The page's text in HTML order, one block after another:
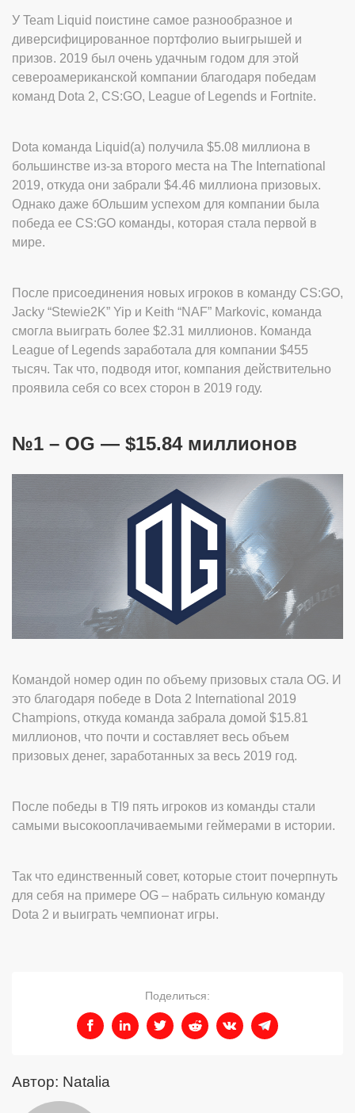
У Team Liquid поистине самое разнообразное и
диверсифицированное портфолио выигрышей и
призов. 2019 был очень удачным годом для этой
североамериканской компании благодаря победам
команд Dota 2, CS:GO, League of Legends и Fortnite.
Dota команда Liquid(а) получила $5.08 миллиона в
большинстве из-за второго места на The International
2019, откуда они забрали $4.46 миллиона призовых.
Однако даже бОльшим успехом для компании была
победа ее CS:GO команды, которая стала первой в
мире.
После присоединения новых игроков в команду CS:GO,
Jacky “Stewie2K” Yip и Keith “NAF” Markovic, команда
смогла выиграть более $2.31 миллионов. Команда
League of Legends заработала для компании $455
тысяч. Так что, подводя итог, компания действительно
проявила себя со всех сторон в 2019 году.
№1 – OG — $15.84 миллионов
Командой номер один по объему призовых стала OG. И
это благодаря победе в Dota 2 International 2019
Champions, откуда команда забрала домой $15.81
миллионов, что почти и составляет весь объем
призовых денег, заработанных за весь 2019 год.
После победы в TI9 пять игроков из команды стали
самыми высокооплачиваемыми геймерами в истории.
Так что единственный совет, которые стоит почерпнуть
для себя на примере OG – набрать сильную команду
Dota 2 и выиграть чемпионат игры.
Поделиться:
Автор: Natalia